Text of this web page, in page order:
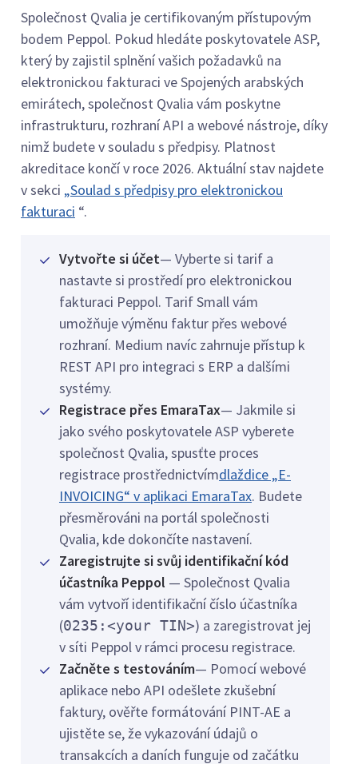
Společnost Qvalia je certifikovaným přístupovým
bodem Peppol. Pokud hledáte poskytovatele ASP,
který by zajistil splnění vašich požadavků na
elektronickou fakturaci ve Spojených arabských
emirátech, společnost Qvalia vám poskytne
infrastrukturu, rozhraní API a webové nástroje, díky
nimž budete v souladu s předpisy. Platnost
akreditace končí v roce 2026. Aktuální stav najdete
v sekci „Soulad s předpisy pro elektronickou
fakturaci “.
Vytvořte si účet— Vyberte si tarif a
nastavte si prostředí pro elektronickou
fakturaci Peppol. Tarif Small vám
umožňuje výměnu faktur přes webové
rozhraní. Medium navíc zahrnuje přístup k
REST API pro integraci s ERP a dalšími
systémy.
Registrace přes EmaraTax— Jakmile si
jako svého poskytovatele ASP vyberete
společnost Qvalia, spusťte proces
registrace prostřednictvímdlaždice „E-
INVOICING“ v aplikaci EmaraTax. Budete
přesměrováni na portál společnosti
Qvalia, kde dokončíte nastavení.
Zaregistrujte si svůj identifikační kód
účastníka Peppol — Společnost Qvalia
vám vytvoří identifikační číslo účastníka
(0235:<your TIN>) a zaregistrovat jej
v síti Peppol v rámci procesu registrace.
Začněte s testováním— Pomocí webové
aplikace nebo API odešlete zkušební
faktury, ověřte formátování PINT-AE a
ujistěte se, že vykazování údajů o
transakcích a daních funguje od začátku